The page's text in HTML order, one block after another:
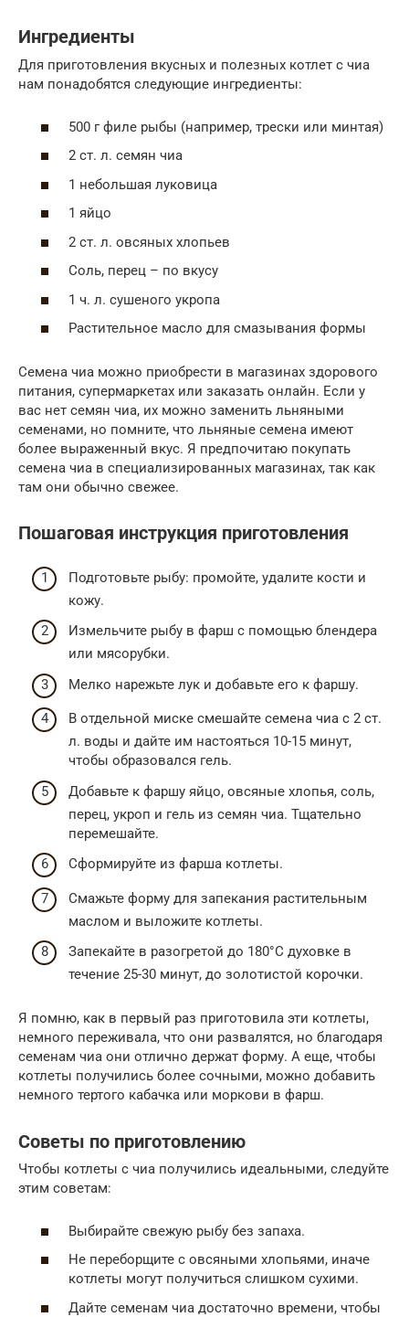
Ингредиенты
Для приготовления вкусных и полезных котлет с чиа
нам понадобятся следующие ингредиенты:
500 г филе рыбы (например, трески или минтая)
2 ст. л. семян чиа
1 небольшая луковица
1 яйцо
2 ст. л. овсяных хлопьев
Соль, перец – по вкусу
1 ч. л. сушеного укропа
Растительное масло для смазывания формы
Семена чиа можно приобрести в магазинах здорового
питания, супермаркетах или заказать онлайн. Если у
вас нет семян чиа, их можно заменить льняными
семенами, но помните, что льняные семена имеют
более выраженный вкус. Я предпочитаю покупать
семена чиа в специализированных магазинах, так как
там они обычно свежее.
Пошаговая инструкция приготовления
Подготовьте рыбу: промойте, удалите кости и
кожу.
Измельчите рыбу в фарш с помощью блендера
или мясорубки.
Мелко нарежьте лук и добавьте его к фаршу.
В отдельной миске смешайте семена чиа с 2 ст.
л. воды и дайте им настояться 10-15 минут,
чтобы образовался гель.
Добавьте к фаршу яйцо, овсяные хлопья, соль,
перец, укроп и гель из семян чиа. Тщательно
перемешайте.
Сформируйте из фарша котлеты.
Смажьте форму для запекания растительным
маслом и выложите котлеты.
Запекайте в разогретой до 180°C духовке в
течение 25-30 минут, до золотистой корочки.
Я помню, как в первый раз приготовила эти котлеты,
немного переживала, что они развалятся, но благодаря
семенам чиа они отлично держат форму. А еще, чтобы
котлеты получились более сочными, можно добавить
немного тертого кабачка или моркови в фарш.
Советы по приготовлению
Чтобы котлеты с чиа получились идеальными, следуйте
этим советам:
Выбирайте свежую рыбу без запаха.
Не переборщите с овсяными хлопьями, иначе
котлеты могут получиться слишком сухими.
Дайте семенам чиа достаточно времени, чтобы